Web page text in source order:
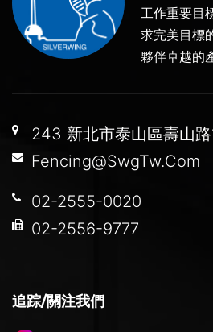
工作重要目
求完美目標
夥伴卓越的
243 新北市泰山區壽山
Fencing@SwgTw.Com
02-2555-0020
02-2556-9777
追踪/關注我們